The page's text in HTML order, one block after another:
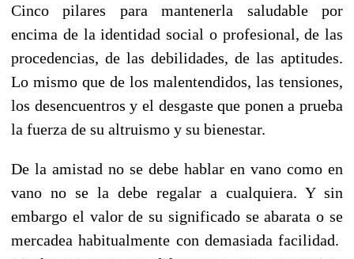
Cinco pilares para mantenerla saludable por
encima de la identidad social o profesional, de las
procedencias, de las debilidades, de las aptitudes.
Lo mismo que de los malentendidos, las tensiones,
los desencuentros y el desgaste que ponen a prueba
la fuerza de su altruismo y su bienestar.
De la amistad no se debe hablar en vano como en
vano no se la debe regalar a cualquiera. Y sin
embargo el valor de su significado se abarata o se
mercadea habitualmente con demasiada facilidad.